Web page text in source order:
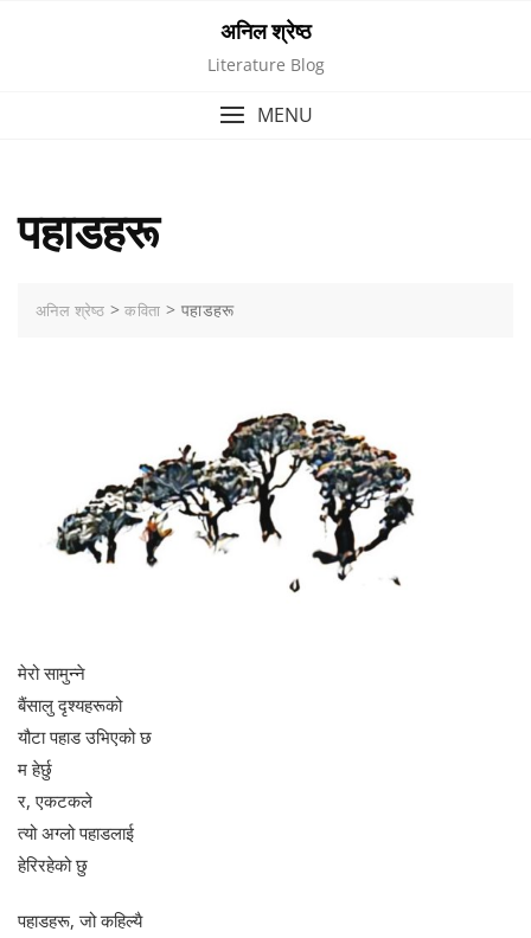
अनिल श्रेष्ठ
Literature Blog
MENU
पहाडहरू
अनिल श्रेष्ठ >कविता > पहाडहरू
मेरो सामुन्ने
बैंसालु दृश्यहरूको
यौटा पहाड उभिएको छ
म हेर्छु
र, एकटकले
त्यो अग्लो पहाडलाई
हेरिरहेको छु
पहाडहरू, जो कहिल्यै